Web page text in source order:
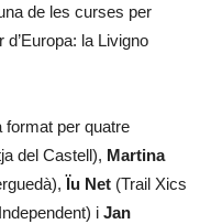
de les curses per
la Livigno
format per quatre
del Castell), Martina
Ïu Net (Trail Xics
i Jan